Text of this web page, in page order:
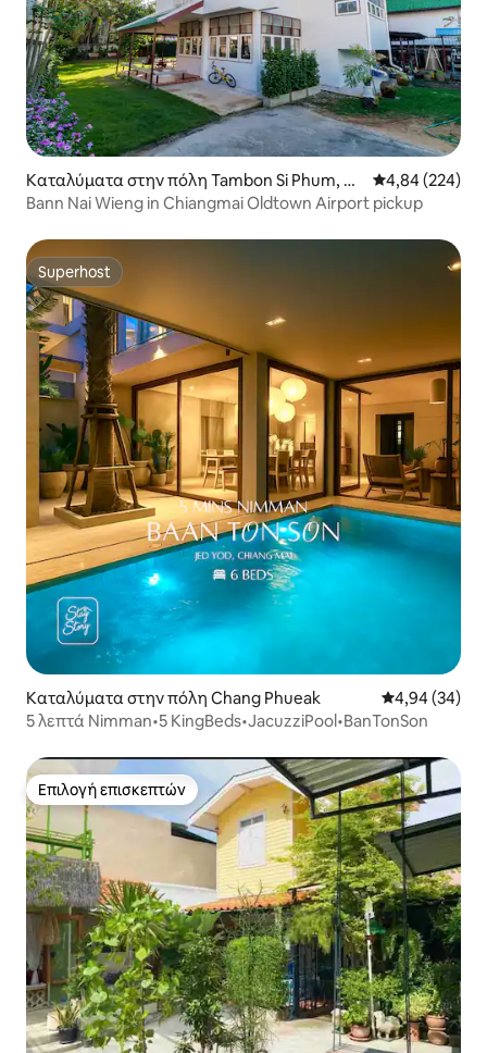
Καταλύματα στην πόλη Tambon Si Phum, M
ueang Chiang Mai District
Μέση
4,84 (224)
Bann Nai Wieng in Chiangmai Oldtown Airport pickup
Superhost
Superhost
Καταλύματα στην πόλη Chang Phueak Μέση
4,94 (34)
5 λεπτά Nimman•5 KingBeds•JacuzziPool•BanTonSon
Επιλογή επισκεπτών
Επιλογή επισκεπτών